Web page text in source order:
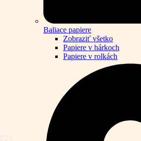
Baliace papiere
Zobraziť všetko
Papiere v hárkoch
Papiere v rolkách